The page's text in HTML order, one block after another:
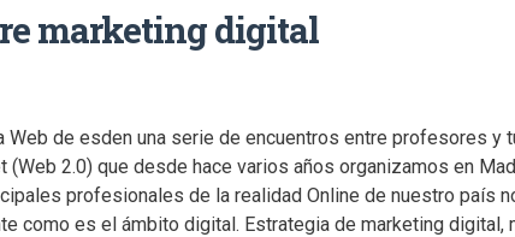
marketing digital
Web de esden una serie de encuentros entre profesores y
2.0) que desde hace varios años organizamos en
profesionales de la realidad Online de nuestro país
como es el ámbito digital. Estrategia de marketing digital,